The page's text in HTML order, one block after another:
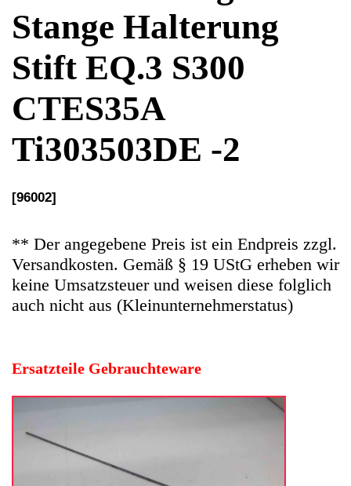
[96002]
** Der angegebene Preis ist ein Endpreis zzgl.
Versandkosten. Gemäß § 19 UStG erheben wir
keine Umsatzsteuer und weisen diese folglich
auch nicht aus (Kleinunternehmerstatus)
Ersatzteile Gebrauchteware
Original Ersatzteil: Tür Halterung Stange
Halterung Stift
Hersteller: Siemens
EAN: 4064816355989
Herstellernummer: 96002
Produktart: Tür Halterung Stange Halterung Stift
Artikelzustand: Gebrauchteware